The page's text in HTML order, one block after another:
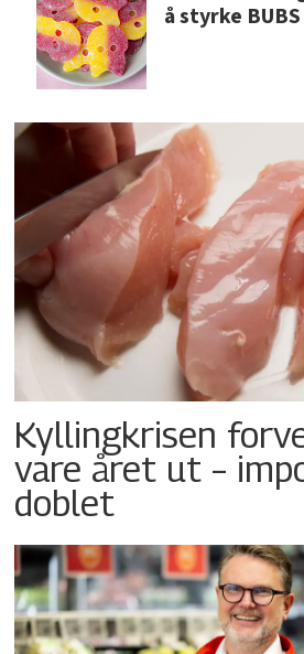
å styrke BUBS
Kyllingkrisen
vare året ut –
doblet